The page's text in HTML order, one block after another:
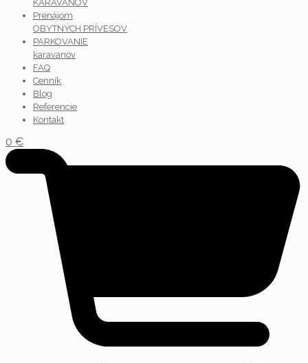
KARAVANOV
Prenájom
OBYTNÝCH PRÍVESOV
PARKOVANIE
karavanov
FAQ
Cenník
Blog
Referencie
Kontakt
0 €